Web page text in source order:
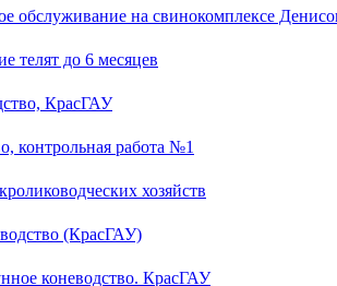
обслуживание на свинокомплексе
телят до 6 месяцев
КрасГАУ
контрольная работа №1
хозяйств
(КрасГАУ)
коневодство. КрасГАУ